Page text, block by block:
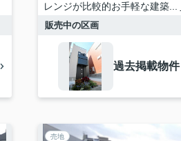
レンジが比較的お手軽な建築...
販売中の区画
過去掲載物件
売地